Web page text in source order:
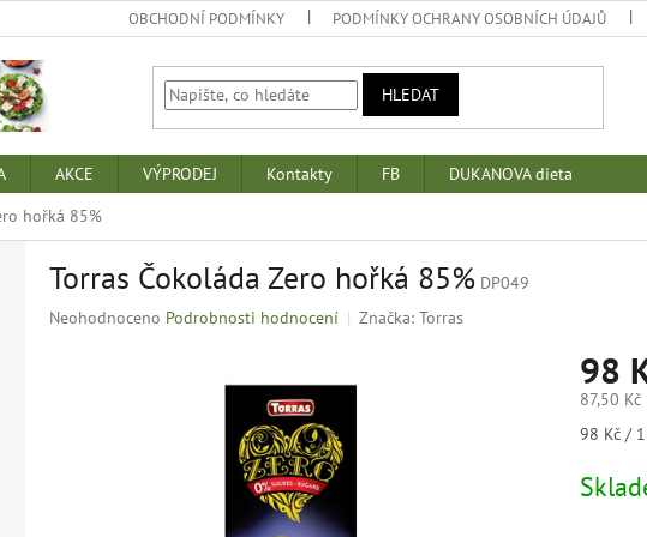
OBCHODNÍ PODMÍNKY PODMÍNKY OCHRANY OSOBNÍCH ÚDAJŮ
HLEDAT
AKCE VÝPRODEJ Kontakty FB
DUKANOVA dieta
hořká 85%
Torras Čokoláda Zero hořká 85% DP049
Průměrné
Neohodnoceno Podrobnosti hodnocení Značka: Torras
98
87,50 Kč
Měrná
98 Kč /